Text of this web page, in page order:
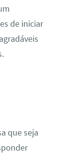
de iniciar
que seja